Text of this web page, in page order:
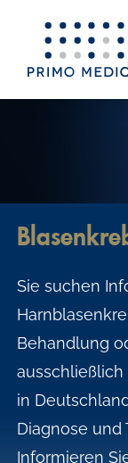
S
Sie suchen
Behandlung
in
Diagnose und
Informieren